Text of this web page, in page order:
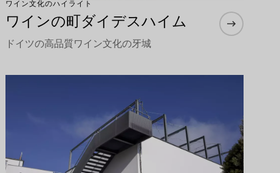
ワイン文化のハイライト
ワインの町ダイデスハイム
ドイツの高品質ワイン文化の牙城